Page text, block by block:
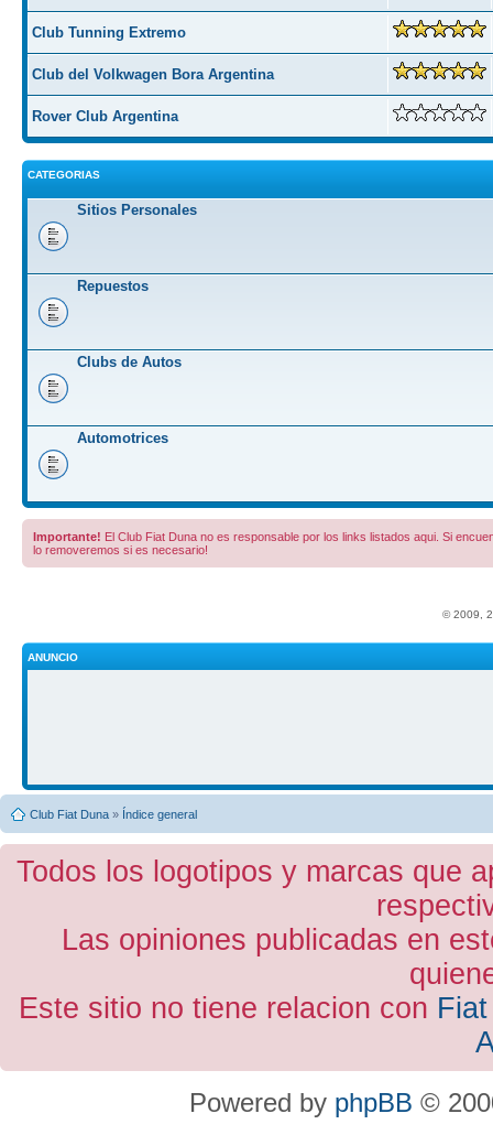
Club Tunning Extremo
Club del Volkwagen Bora Argentina
Rover Club Argentina
CATEGORIAS
Sitios Personales
Repuestos
Clubs de Autos
Automotrices
Importante! El Club Fiat Duna no es responsable por los links listados aqui. Si
lo removeremos si es necesario!
© 2009,
ANUNCIO
Club Fiat Duna » Índice general
Todos los logotipos y marcas que
Las opiniones publicadas en
Este sitio no tiene relacion con
Powered by phpBB ©